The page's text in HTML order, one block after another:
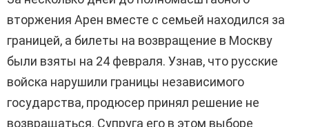
вторжения Арен вместе с семьей находился за
границей, а билеты на возвращение в Москву
были взяты на 24 февраля. Узнав, что русские
войска нарушили границы независимого
государства, продюсер принял решение не
возвращаться. Супруга его в этом выборе